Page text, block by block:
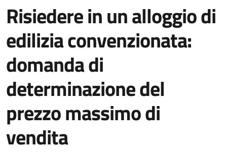
Risiedere in un alloggio di
edilizia convenzionata:
domanda di
determinazione del
prezzo massimo di
vendita